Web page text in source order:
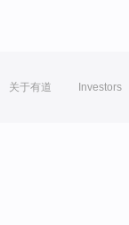
关于有道 Investors